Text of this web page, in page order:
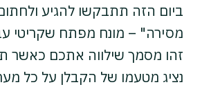
ביום הזה תתבקשו להגיע
מסירה" – מונח מפתח שקריטי
זהו מסמך שילווה אתכם כאשר
נציג מטעמו של הקבלן על כל